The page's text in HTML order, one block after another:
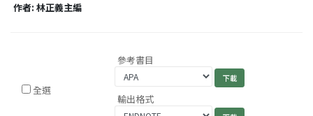
作者: 林正義主編
全選
參考書目
輸出格式